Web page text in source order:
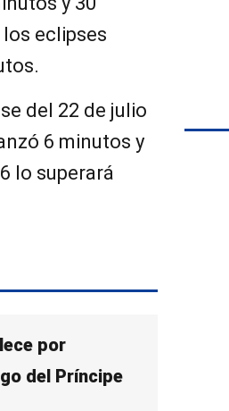
eclipses
del 22 de julio
6 minutos y
lo superará
por
del Príncipe